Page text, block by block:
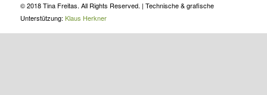
© 2018 Tina Freitas. All Rights Reserved. | Technische & grafische
Unterstützung: Klaus Herkner